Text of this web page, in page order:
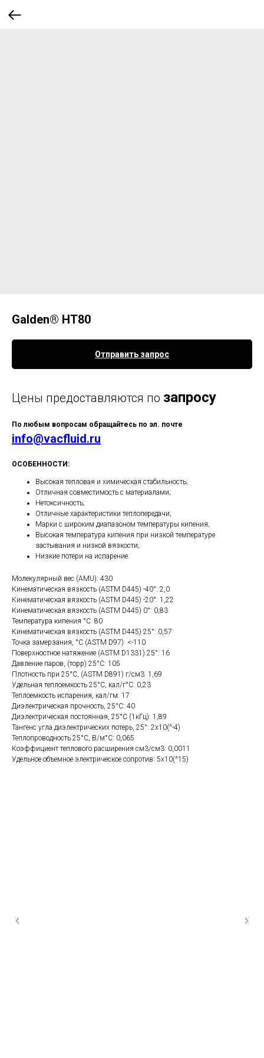
Galden® HT80
Отправить запрос
Цены предоставляются по запросу
По любым вопросам обращайтесь по эл. почте
info@vacfluid.ru
ОСОБЕННОСТИ:
Высокая тепловая и химическая стабильность;
Отличная совместимость с материалами;
Нетоксичность;
Отличные характеристики теплопередачи;
Марки с широким диапазоном температуры кипения;
Высокая температура кипения при низкой температуре
застывания и низкой вязкости;
Низкие потери на испарение.
Молекулярный вес (AMU): 430
Кинематическая вязкость (ASTM D445) -40°: 2,0
Кинематическая вязкость (ASTM D445) -20°: 1,22
Кинематическая вязкость (ASTM D445) 0°: 0,83
Температура кипения °С: 80
Кинематическая вязкость (ASTM D445) 25°: 0,57
Точка замерзания, °С (ASTM D97): <-110
Поверхностное натяжение (ASTM D1331) 25°: 16
Давление паров, (торр) 25°С: 105
Плотность при 25°С, (ASTM D891) г/см3: 1,69
Удельная теплоемкость 25°С, кал/г°С: 0,23
Теплоемкость испарения, кал/гм: 17
Диэлектрическая прочность, 25°С: 40
Диэлектрическая постоянная, 25°С (1кГц): 1,89
Тангенс угла диэлектрических потерь, 25°: 2х10(^-4)
Теплопроводность 25°С, В/м°С: 0,065
Коэффициент теплового расширения см3/см3: 0,0011
Удельное объемное электрическое сопротив: 5х10(^15)